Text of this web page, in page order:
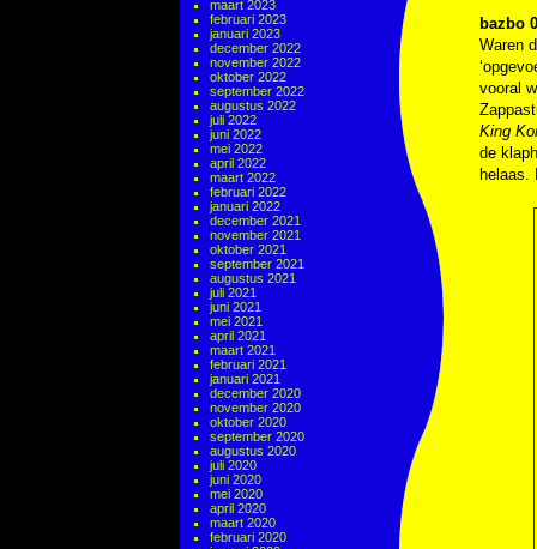
maart 2023
februari 2023
januari 2023
december 2022
november 2022
oktober 2022
september 2022
augustus 2022
juli 2022
juni 2022
mei 2022
april 2022
maart 2022
februari 2022
januari 2022
december 2021
november 2021
oktober 2021
september 2021
augustus 2021
juli 2021
juni 2021
mei 2021
april 2021
maart 2021
februari 2021
januari 2021
december 2020
november 2020
oktober 2020
september 2020
augustus 2020
juli 2020
juni 2020
mei 2020
april 2020
maart 2020
februari 2020
bazbo
Waren
vooral
King
de
helaas.